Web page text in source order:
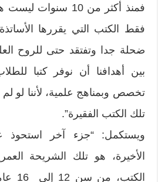
ضحلة جدا وتفتقد حتى للروح
بين أهدافنا أن نوفر كتبا
تخصص وبمناهج
تلك الكتب الفقيرة‮”.‬
ويستكمل‮: “‬جزء آخر
الأخيرة،‮ ‬هو تلك الشريحة